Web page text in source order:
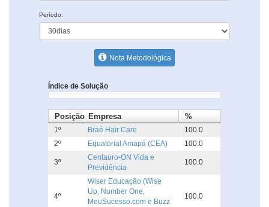
Período:
Nota Metodológica
Índice de Solução
Posição Empresa %
1º Braé Hair Care
100.0
2º
Equatorial Amapá (CEA) 100.0
3º
Centauro-ON Vida e
Previdência
100.0
4º
Wiser Educação (Wise
Up, Number One,
MeuSucesso.com e Buzz
100.0